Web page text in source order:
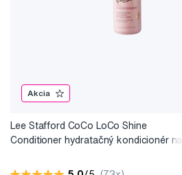
Akcia
Lee Stafford CoCo LoCo Shine
Conditioner hydratačný kondicionér na